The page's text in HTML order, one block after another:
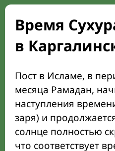
Время
в
Пост в Исламе, в
месяца Рамадан,
наступления
заря) и
солнце полностью
что соответствует